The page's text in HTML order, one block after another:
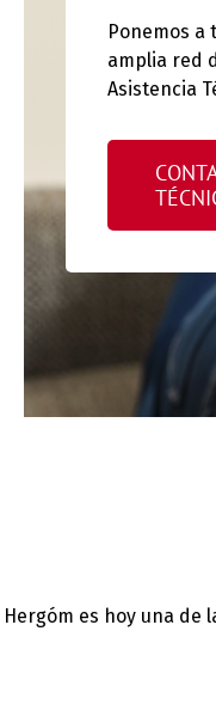
Ponemos a
amplia red
Asistencia
es hoy una de